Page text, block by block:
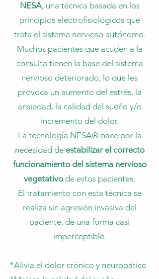
NESA, una técnica basada en los
principios electrofisiológicos que
trata el sistema nervioso autónomo.
Muchos pacientes que acuden a la
consulta tienen la base del sistema
nervioso deteriorado, lo que les
provoca un aumento del estrés, la
ansiedad, la calidad del sueño y/o
incremento del dolor.
La tecnología NESA® nace por la
necesidad de estabilizar el correcto
funcionamiento del sistema nervioso
vegetativo de estos pacientes.
El tratamiento con esta técnica se
realiza sin agresión invasiva del
paciente, de una forma casi
imperceptible.
*Alivia el dolor crónico y neuropático